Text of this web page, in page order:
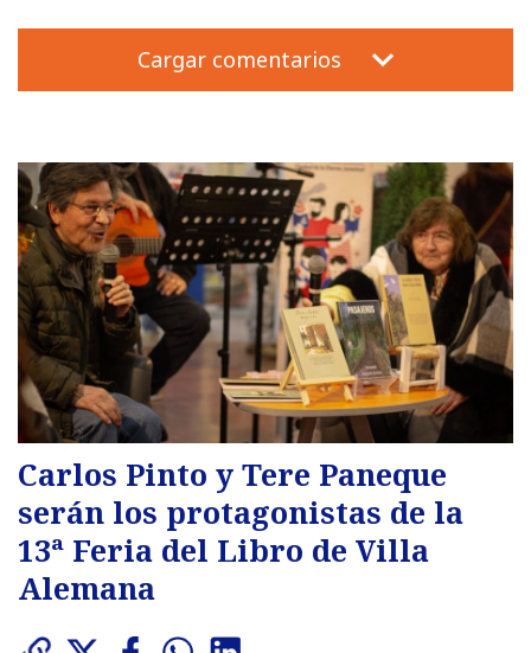
Cargar comentarios
Carlos Pinto y Tere Paneque
serán los protagonistas de la
13ª Feria del Libro de Villa
Alemana